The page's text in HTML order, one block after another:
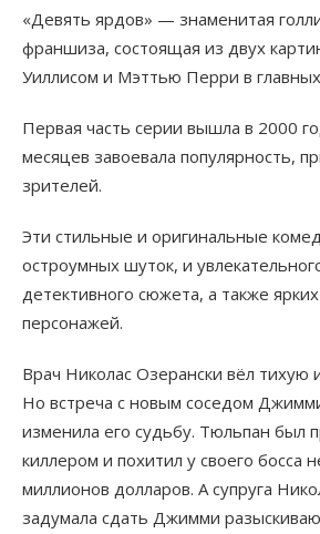
«Девять ярдов» — знаменитая
франшиза, состоящая из двух
Уиллисом и Мэттью Перри в
Первая часть серии вышла в 2000
месяцев завоевала популярность,
зрителей.
Эти стильные и оригинальные
остроумных шуток, и
детективного сюжета, а также
персонажей.
Врач Николас Озерански вёл тихую
Но встреча с новым соседом
изменила его судьбу. Тюльпан был
киллером и похитил у своего босса
миллионов долларов. А супруга
задумала сдать Джимми